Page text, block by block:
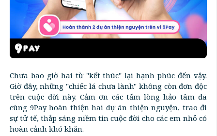
Chưa bao giờ hai từ "kết thúc" lại hạnh phúc đến vậy.
Giờ đây, những "chiếc lá chưa lành" không còn đơn độc
trên cuộc đời này. Cảm ơn các tấm lòng hảo tâm đã
cùng 9Pay hoàn thiện hai dự án thiện nguyện, trao đi
sự tử tế, thắp sáng niềm tin cuộc đời cho các em nhỏ có
hoàn cảnh khó khăn.